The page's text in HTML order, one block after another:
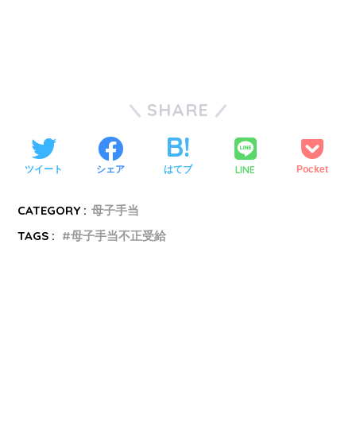
SHARE
ツイート シェア はてブ LINE Pocket
CATEGORY : 母子手当
TAGS :
母子手当不正受給